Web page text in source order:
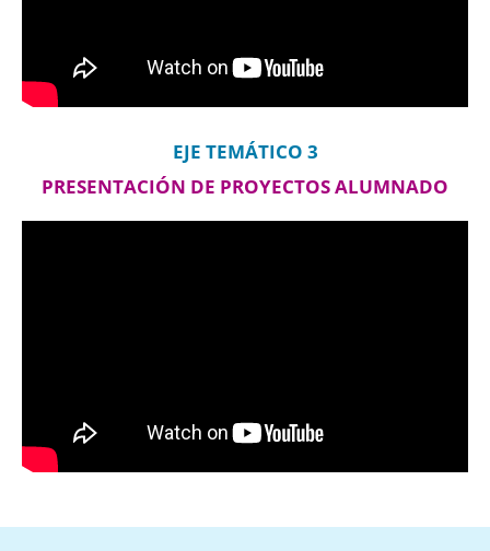
EJE TEMÁTICO 3
PRESENTACIÓN DE PROYECTOS ALUMNADO